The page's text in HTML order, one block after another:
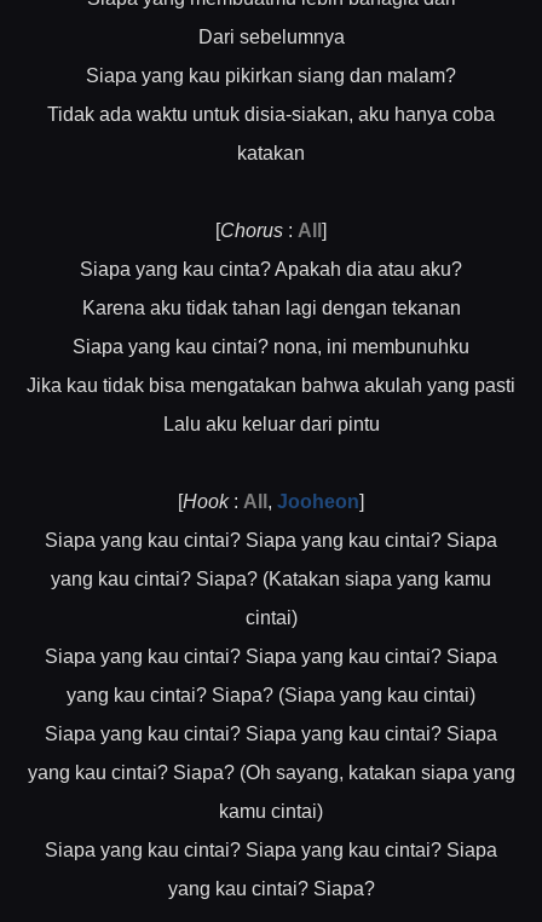
Dari sebelumnya
Siapa yang kau pikirkan siang dan malam?
Tidak ada waktu untuk disia-siakan, aku hanya coba
katakan
[Chorus : All ]
Siapa yang kau cinta? Apakah dia atau aku?
Karena aku tidak tahan lagi dengan tekanan
Siapa yang kau cintai? nona, ini membunuhku
Jika kau tidak bisa mengatakan bahwa akulah yang pasti
Lalu aku keluar dari pintu
[Hook: All , Jooheon]
Siapa yang kau cintai? Siapa yang kau cintai? Siapa
yang kau cintai? Siapa? (Katakan siapa yang kamu
cintai)
Siapa yang kau cintai? Siapa yang kau cintai? Siapa
yang kau cintai? Siapa? (Siapa yang kau cintai)
Siapa yang kau cintai? Siapa yang kau cintai? Siapa
yang kau cintai? Siapa? (Oh sayang, katakan siapa yang
kamu cintai)
Siapa yang kau cintai? Siapa yang kau cintai? Siapa
yang kau cintai? Siapa?